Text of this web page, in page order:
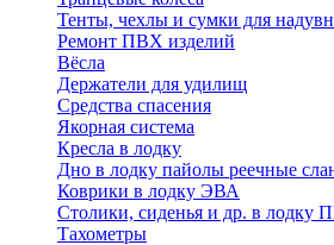
Тенты, чехлы и сумки для
Ремонт ПВХ изделий
Вёсла
Держатели для удилищ
Средства спасения
Якорная система
Кресла в лодку
Дно в лодку пайолы реечные
Коврики в лодку ЭВА
Столики, сиденья и др. в лодку
Тахометры